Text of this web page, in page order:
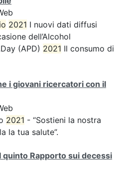
2021 I nuovi dati diffusi
dell’Alcohol
(APD) 2021 Il consumo di
i giovani ricercatori con il
2021 - “Sostieni la nostra
la tua salute”.
quinto Rapporto sui decessi